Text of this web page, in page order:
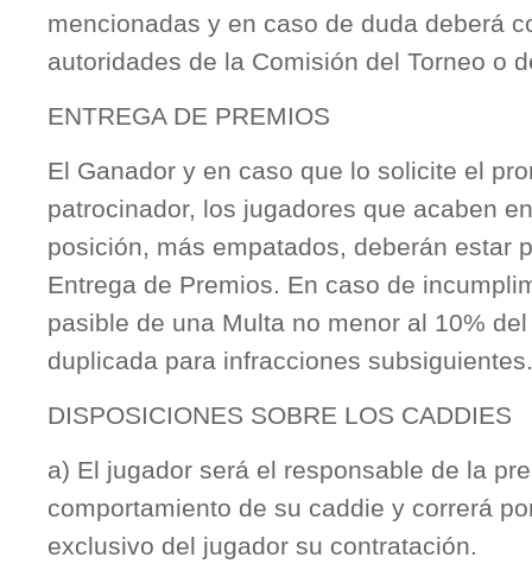
mencionadas y en caso de duda deberá
autoridades de la Comisión del Torneo o
ENTREGA DE PREMIOS
El Ganador y en caso que lo solicite el
patrocinador, los jugadores que acaben
posición, más empatados, deberán estar
Entrega de Premios. En caso de
pasible de una Multa no menor al 10%
duplicada para infracciones subsiguientes.
DISPOSICIONES SOBRE LOS CADDIES
a) El jugador será el responsable de la
comportamiento de su caddie y correrá
exclusivo del jugador su contratación.